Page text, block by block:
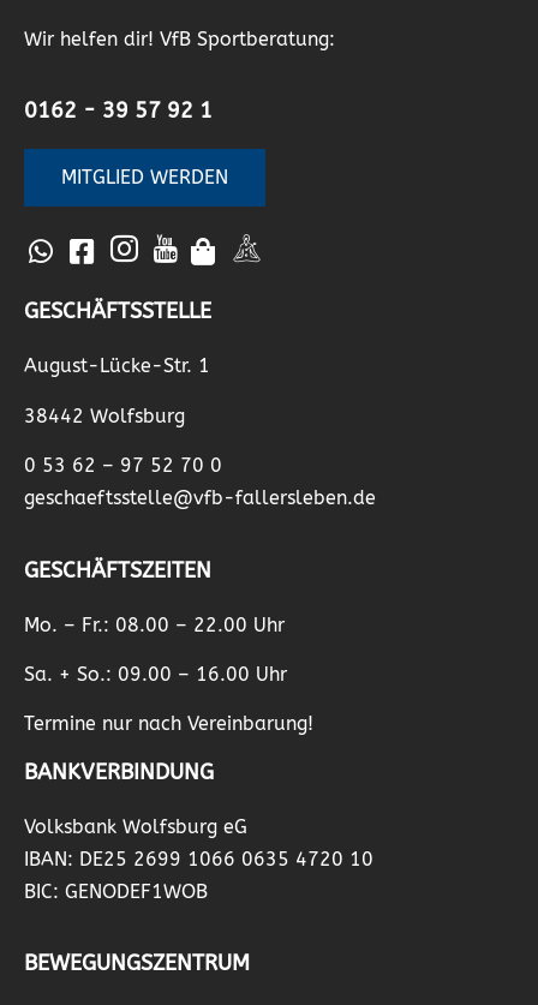
Wir helfen dir! VfB Sportberatung:
0162 - 39 57 92 1
MITGLIED WERDEN
GESCHÄFTSSTELLE
August-Lücke-Str. 1
38442 Wolfsburg
0 53 62 – 97 52 70 0
geschaeftsstelle@vfb-fallersleben.de
GESCHÄFTSZEITEN
Mo. – Fr.: 08.00 – 22.00 Uhr
Sa. + So.: 09.00 – 16.00 Uhr
Termine nur nach Vereinbarung!
BANKVERBINDUNG
Volksbank Wolfsburg eG
IBAN: DE25 2699 1066 0635 4720 10
BIC: GENODEF1WOB
BEWEGUNGSZENTRUM